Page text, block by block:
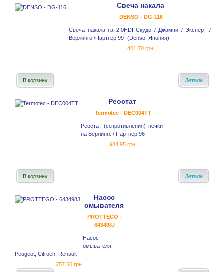
Свеча накала
DENSO - DG-116
Свеча накала на 2.0HDI Скудо / Джампи / Эксперт /
Верлинго /Партнер 99- (Denso, Япония)
401.70 грн.
В корзину Детали
Реостат
Termotec - DEC004TT
Реостат (сопротивления) печки
на Берлинго / Партнер 96-
684.95 грн.
В корзину Детали
Насос
омывателя
PROTTEGO -
643498J
Насос
омывателя
Peugeot, Citroen, Renault
257.50 грн.